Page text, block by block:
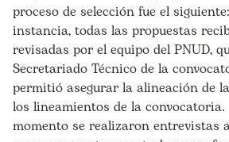
proceso de selección fue el
instancia, todas las propuestas
revisadas por el equipo del PNUD,
Secretariado Técnico de la
permitió asegurar la alineación de
los lineamientos de la convocatoria.
momento se realizaron entrevistas